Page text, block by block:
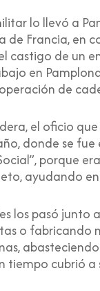
lo llevó a
Francia, en
castigo de un
en
de
el oficio
donde se
porque
ayudando
los pasó
o fabricando
tiempo cubrió